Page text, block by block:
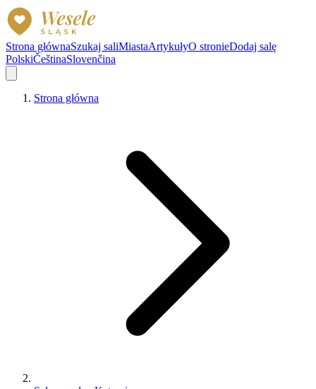
Strona głównaSzukaj saliMiastaArtykułyO stronieDodaj salę
PolskiČeštinaSlovenčina
Strona główna